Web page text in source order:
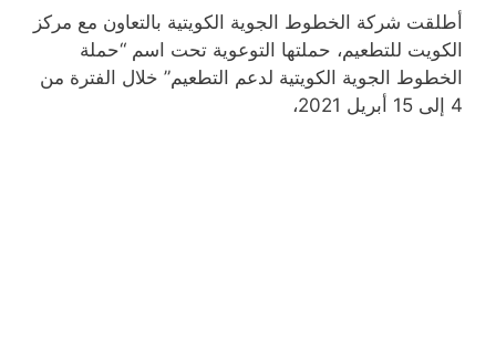
أطلقت شركة الخطوط الجوية الكويتية بالتعاون مع مركز
الكويت للتطعيم، حملتها التوعوية تحت اسم “حملة
الخطوط الجوية الكويتية لدعم التطعيم” خلال الفترة من
4 إلى 15 أبريل 2021،